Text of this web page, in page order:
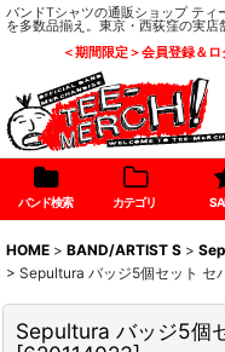
バンドTシャツの通販ショップ ティ
を多数品揃え。東京・西荻窪の実店
＜期間限定＞会員登録＆
バンド検索 カテゴリ
HOME > BAND/ARTIST S >
> Sepultura バッジ5個セット セ
Sepultura バッジ5個